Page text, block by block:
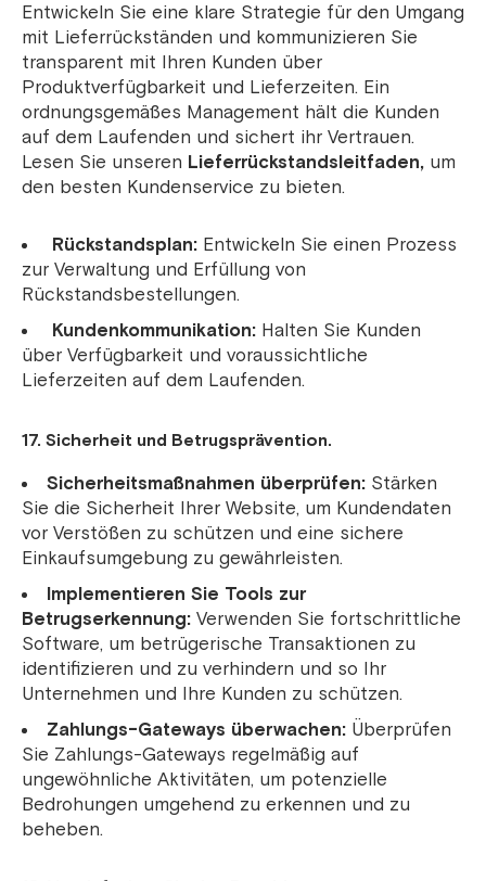
Entwickeln Sie eine klare Strategie für den Umgang
mit Lieferrückständen und kommunizieren Sie
transparent mit Ihren Kunden über
Produktverfügbarkeit und Lieferzeiten. Ein
ordnungsgemäßes Management hält die Kunden
auf dem Laufenden und sichert ihr Vertrauen.
Lesen Sie unseren Lieferrückstandsleitfaden, um
den besten Kundenservice zu bieten.
Rückstandsplan: Entwickeln Sie einen Prozess
zur Verwaltung und Erfüllung von
Rückstandsbestellungen.
Kundenkommunikation: Halten Sie Kunden
über Verfügbarkeit und voraussichtliche
Lieferzeiten auf dem Laufenden.
17. Sicherheit und Betrugsprävention.
Sicherheitsmaßnahmen überprüfen: Stärken
Sie die Sicherheit Ihrer Website, um Kundendaten
vor Verstößen zu schützen und eine sichere
Einkaufsumgebung zu gewährleisten.
Implementieren Sie Tools zur
Betrugserkennung: Verwenden Sie fortschrittliche
Software, um betrügerische Transaktionen zu
identifizieren und zu verhindern und so Ihr
Unternehmen und Ihre Kunden zu schützen.
Zahlungs-Gateways überwachen: Überprüfen
Sie Zahlungs-Gateways regelmäßig auf
ungewöhnliche Aktivitäten, um potenzielle
Bedrohungen umgehend zu erkennen und zu
beheben.